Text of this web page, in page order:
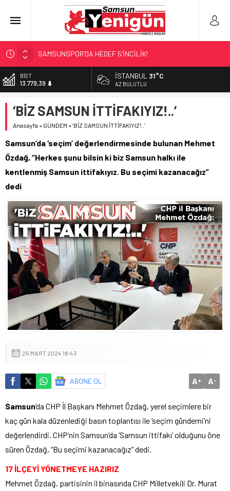
SAMSUNSPOR’DA HEDEF 5’İNCİLİK!
‘BAFRA’YA YATIRIM YAPIN!’
İŞTE FINDIK FİYATI!
GERİ SAYIM BAŞLADI
DOLAR
47,7111
55,1881
ALTIN
13.779,39
İSTANBUL 31°C
AZ BULUTLU
‘BİZ SAMSUN İTTİFAKIYIZ!..’
Anasayfa » GÜNDEM »‘BİZ SAMSUN İTTİFAKIYIZ!..’
Samsun’da ‘seçim’ değerlendirmesinde bulunan Mehmet
Özdağ, “Herkes şunu bilsin ki biz Samsun halkı ile
kentlenmiş Samsun ittifakıyız. Bu seçimi kazanacağız”
dedi
25 MART 2024 18:43
ABONE OL A+ A-
Samsun‘da CHP İl Başkanı Mehmet Özdağ, yerel seçimlere bir
kaç gün kala düzenlediği basın toplantısı ile ‘seçim gündemi’ni
değerlendirdi. CHP’nin Samsun’da ‘Samsun ittifakı’ olduğunu öne
süren Özdağ, “Bu seçimi kazanacağız” dedi.
17 İLÇEYİ YÖNETMEYE HAZIRIZ
Mehmet Özdağ, partisinin il binasında CHP Milletvekili Dr. Murat